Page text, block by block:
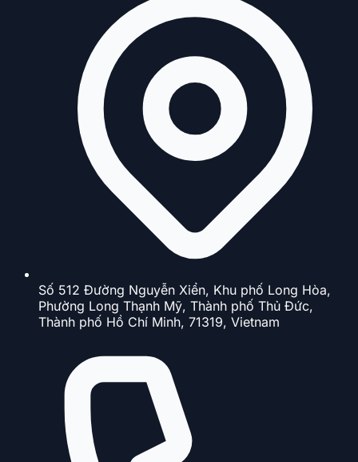
Số 512 Đường Nguyễn Xiển, Khu phố Long Hòa,
Phường Long Thạnh Mỹ, Thành phố Thủ Đức,
Thành phố Hồ Chí Minh, 71319, Vietnam